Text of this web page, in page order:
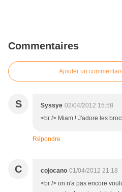
Commentaires
Ajouter un
S Syssye 02/04/2012 15:58
<br /> Miam ! J'adore les
Répondre
C cojocano 01/04/2012 21:18
<br /> on n'a pas encore